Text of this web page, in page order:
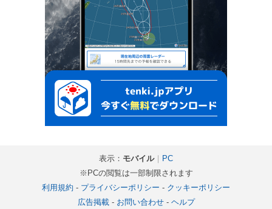
表示： モバイル｜ PC
※PCの閲覧は一部制限されます
利用規約 - プライバシーポリシー - クッキーポリシー
広告掲載- お問い合わせ- ヘルプ